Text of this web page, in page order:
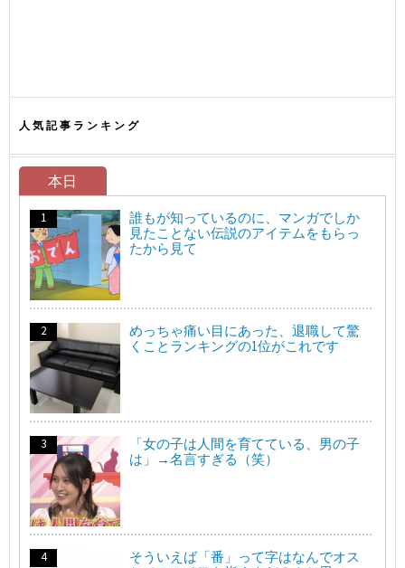
人気記事ランキング
本日
誰もが知っているのに、マンガでしか
見たことない伝説のアイテムをもらっ
たから見て
めっちゃ痛い目にあった、退職して驚
くことランキングの1位がこれです
「女の子は人間を育てている、男の子
は」→名言すぎる（笑）
そういえば「番」って字はなんでオス